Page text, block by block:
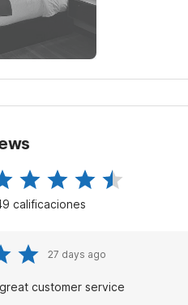
calificaciones
27 days ago
customer service